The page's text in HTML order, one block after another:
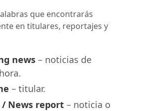
que encontrarás
en titulares, reportajes y
news – noticias de
– titular.
/ News report – noticia o